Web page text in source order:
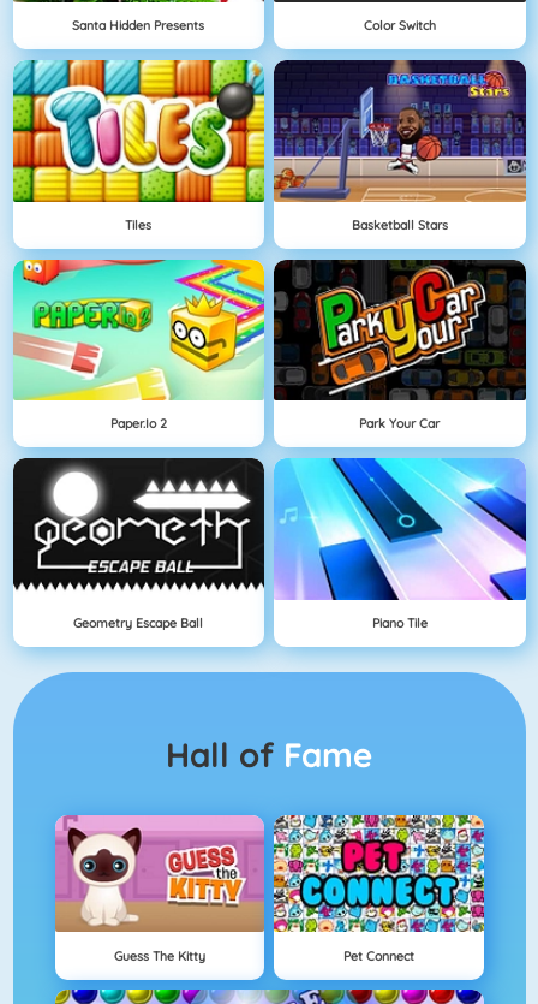
Santa Hidden Presents Color Switch
Tiles Basketball Stars
Paper.io 2 Park Your Car
Geometry Escape Ball Piano Tile
Hall of Fame
Guess The Kitty Pet Connect